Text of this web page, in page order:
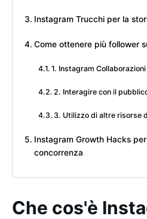
Instagram Trucchi per la
Come ottenere più follower
1. Instagram
2. Interagire con il
3. Utilizzo di altre risorse
Instagram Growth Hacks
concorrenza
Che cos'è